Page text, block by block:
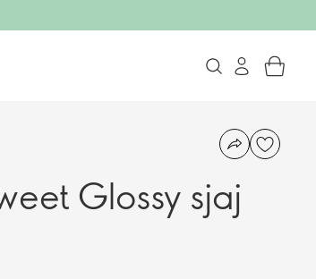
Glossy sjaj